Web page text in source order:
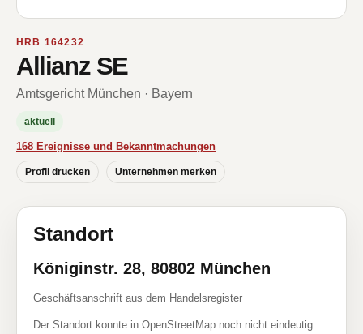
HRB 164232
Allianz SE
Amtsgericht München · Bayern
aktuell
168 Ereignisse und Bekanntmachungen
Profil drucken Unternehmen merken
Standort
Königinstr. 28, 80802 München
Geschäftsanschrift aus dem Handelsregister
Der Standort konnte in OpenStreetMap noch nicht eindeutig